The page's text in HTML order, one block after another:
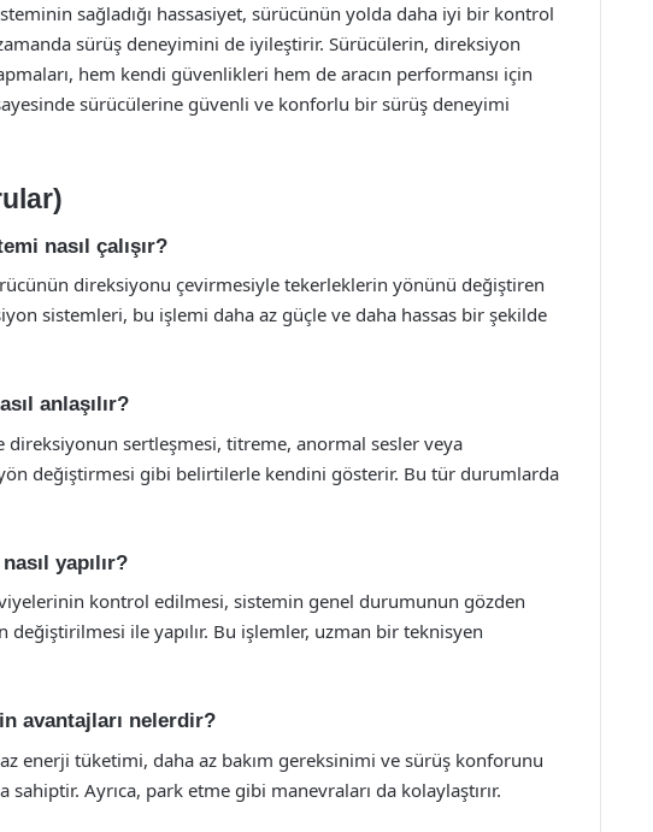
sağladığı hassasiyet, sürücünün yolda daha iyi bir kontrol
sürüş deneyimini de iyileştirir. Sürücülerin, direksiyon
hem kendi güvenlikleri hem de aracın performansı için
sürücülerine güvenli ve konforlu bir sürüş deneyimi
nasıl çalışır?
direksiyonu çevirmesiyle tekerleklerin yönünü değiştiren
sistemleri, bu işlemi daha az güçle ve daha hassas bir şekilde
anlaşılır?
direksiyonun sertleşmesi, titreme, anormal sesler veya
değiştirmesi gibi belirtilerle kendini gösterir. Bu tür durumlarda
yapılır?
kontrol edilmesi, sistemin genel durumunun gözden
ile yapılır. Bu işlemler, uzman bir teknisyen
avantajları nelerdir?
enerji tüketimi, daha az bakım gereksinimi ve sürüş konforunu
Ayrıca, park etme gibi manevraları da kolaylaştırır.